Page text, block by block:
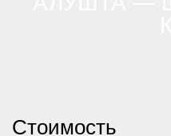
Стоимость